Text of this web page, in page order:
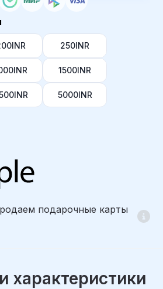
250INR
1500INR
5000INR
подарочные карты
характеристики